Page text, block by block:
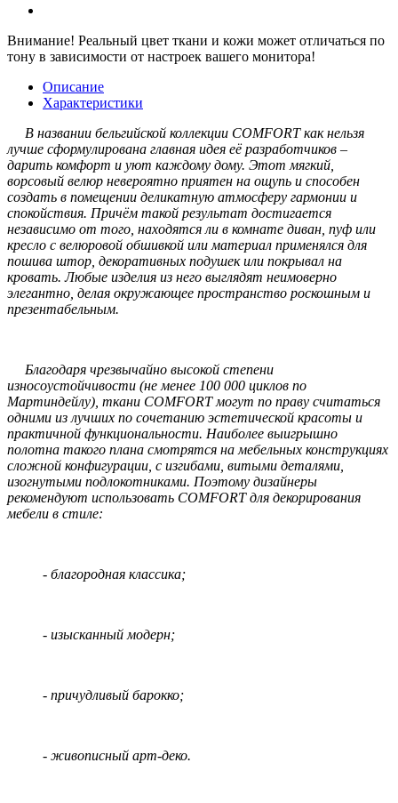
Внимание! Реальный цвет ткани и кожи может отличаться по
тону в зависимости от настроек вашего монитора!
Описание
Характеристики
В названии бельгийской коллекции COMFORT как нельзя
лучше сформулирована главная идея её разработчиков –
дарить комфорт и уют каждому дому. Этот мягкий,
ворсовый велюр невероятно приятен на ощупь и способен
создать в помещении деликатную атмосферу гармонии и
спокойствия. Причём такой результат достигается
независимо от того, находятся ли в комнате диван, пуф или
кресло с велюровой обшивкой или материал применялся для
пошива штор, декоративных подушек или покрывал на
кровать. Любые изделия из него выглядят неимоверно
элегантно, делая окружающее пространство роскошным и
презентабельным.
Благодаря чрезвычайно высокой степени
износоустойчивости (не менее 100 000 циклов по
Мартиндейлу), ткани COMFORT могут по праву считаться
одними из лучших по сочетанию эстетической красоты и
практичной функциональности. Наиболее выигрышно
полотна такого плана смотрятся на мебельных конструкциях
сложной конфигурации, с изгибами, витыми деталями,
изогнутыми подлокотниками. Поэтому дизайнеры
рекомендуют использовать COMFORT для декорирования
мебели в стиле:
- благородная классика;
- изысканный модерн;
- причудливый барокко;
- живописный арт-деко.